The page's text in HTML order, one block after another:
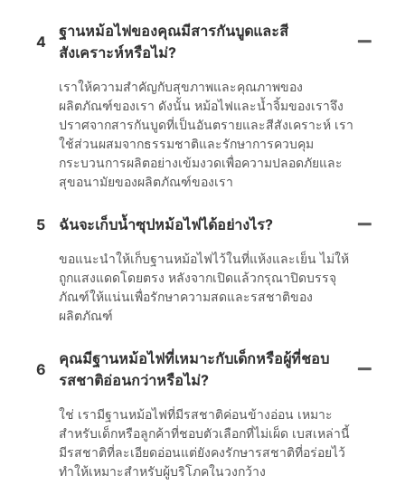
4
ฐานหม้อไฟของคุณมีสารกันบูดและสี
สังเคราะห์หรือไม่?
เราให้ความสำคัญกับสุขภาพและคุณภาพของ
ผลิตภัณฑ์ของเรา ดังนั้น หม้อไฟและน้ำจิ้มของเราจึง
ปราศจากสารกันบูดที่เป็นอันตรายและสีสังเคราะห์ เรา
ใช้ส่วนผสมจากธรรมชาติและรักษาการควบคุม
กระบวนการผลิตอย่างเข้มงวดเพื่อความปลอดภัยและ
สุขอนามัยของผลิตภัณฑ์ของเรา
5 ฉันจะเก็บน้ำซุปหม้อไฟได้อย่างไร?
ขอแนะนำให้เก็บฐานหม้อไฟไว้ในที่แห้งและเย็น ไม่ให้
ถูกแสงแดดโดยตรง หลังจากเปิดแล้วกรุณาปิดบรรจุ
ภัณฑ์ให้แน่นเพื่อรักษาความสดและรสชาติของ
ผลิตภัณฑ์
6
คุณมีฐานหม้อไฟที่เหมาะกับเด็กหรือผู้ที่ชอบ
รสชาติอ่อนกว่าหรือไม่?
ใช่ เรามีฐานหม้อไฟที่มีรสชาติค่อนข้างอ่อน เหมาะ
สำหรับเด็กหรือลูกค้าที่ชอบตัวเลือกที่ไม่เผ็ด เบสเหล่านี้
มีรสชาติที่ละเอียดอ่อนแต่ยังคงรักษารสชาติที่อร่อยไว้
ทำให้เหมาะสำหรับผู้บริโภคในวงกว้าง